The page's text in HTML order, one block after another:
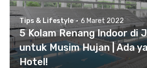
Tips & Lifestyle · 6 Maret 2022
5 Kolam Renang Indoor di
untuk Musim Hujan | Ada
Hotel!